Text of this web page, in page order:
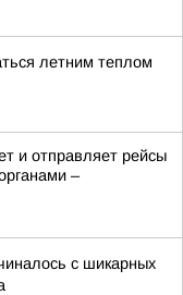
летним теплом
и отправляет рейсы
–
с шикарных